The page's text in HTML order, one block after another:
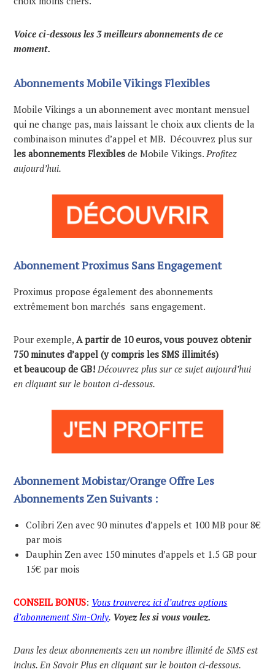
Voice ci-dessous les 3 meilleurs abonnements de ce
moment.
Abonnements Mobile Vikings Flexibles
Mobile Vikings a un abonnement avec montant mensuel
qui ne change pas, mais laissant le choix aux clients de la
combinaison minutes d’appel et MB. Découvrez plus sur
les abonnements Flexibles de Mobile Vikings. Profitez
aujourd’hui.
Abonnement Proximus Sans Engagement
Proximus propose également des abonnements
extrêmement bon marchés sans engagement.
Pour exemple,A partir de 10 euros, vous pouvez obtenir
750 minutes d’appel (y compris les SMS illimités)
et beaucoup de GB! Découvrez plus sur ce sujet aujourd’hui
en cliquant sur le bouton ci-dessous.
Abonnement Mobistar/Orange Offre Les
Abonnements Zen Suivants :
Colibri Zen avec 90 minutes d’appels et 100 MB pour 8€
par mois
Dauphin Zen avec 150 minutes d’appels et 1.5 GB pour
15€ par mois
CONSEIL BONUS: Vous trouverez ici d’autres options
d’abonnement Sim-Only. Voyez les si vous voulez.
Dans les deux abonnements zen un nombre illimité de SMS est
inclus. En Savoir Plus en cliquant sur le bouton ci-dessous.